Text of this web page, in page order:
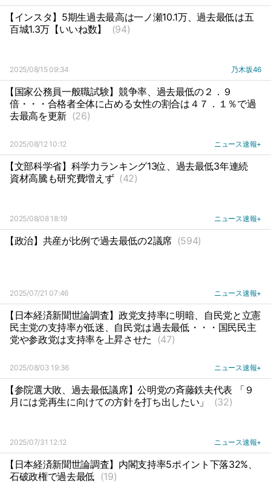
【インスタ】5期生過去最高は一ノ瀬10.1万、過去最低は五
百城1.3万【いいね数】
(94)
2025/08/15 09:34 乃木坂46
【国家公務員一般職試験】競争率、過去最低の２．９
倍・・・合格者全体に占める女性の割合は４７．１％で過
去最高を更新 (26)
2025/08/12 10:12 ニュース速報+
【文部科学省】科学力ランキング13位、過去最低3年連続
資材高騰も研究費増えず (42)
2025/08/08 18:19 ニュース速報+
【政治】共産が比例で過去最低の2議席 (594)
2025/07/21 07:46 ニュース速報+
【日本経済新聞世論調査】政党支持率に明暗、自民党と立憲
民主党の支持率が低迷、自民党は過去最低・・・国民民主
党や参政党は支持率を上昇させた (47)
2025/08/03 19:36 ニュース速報+
【参院選大敗、過去最低議席】公明党の斉藤鉄夫代表 「９
月には党再生に向けての方針を打ち出したい」
(32)
2025/07/31 12:12 ニュース速報+
【日本経済新聞世論調査】内閣支持率5ポイント下落32%、
石破政権で過去最低 (19)